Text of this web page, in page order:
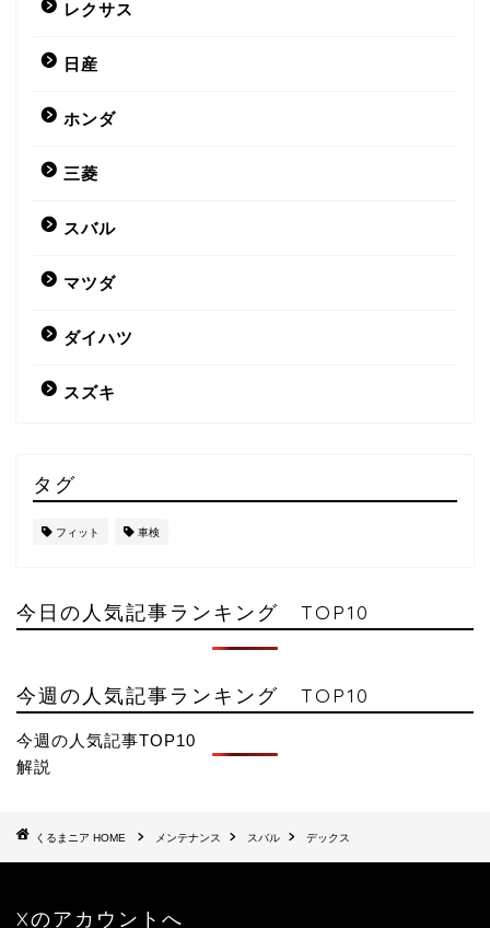
レクサス
日産
ホンダ
三菱
スバル
マツダ
ダイハツ
スズキ
タグ
フィット 車検
今日の人気記事ランキング TOP10
今週の人気記事ランキング TOP10
今週の人気記事TOP10
解説
HOME メンテナンス スバル デックス
Xのアカウントへ